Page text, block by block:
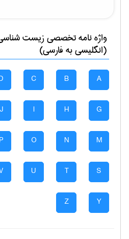
واژه نامه تخصصیزيست
(انگلیسی به فارسی)
A
B
C
G
H
I
J
M
N
O
S
T
U
Y
Z